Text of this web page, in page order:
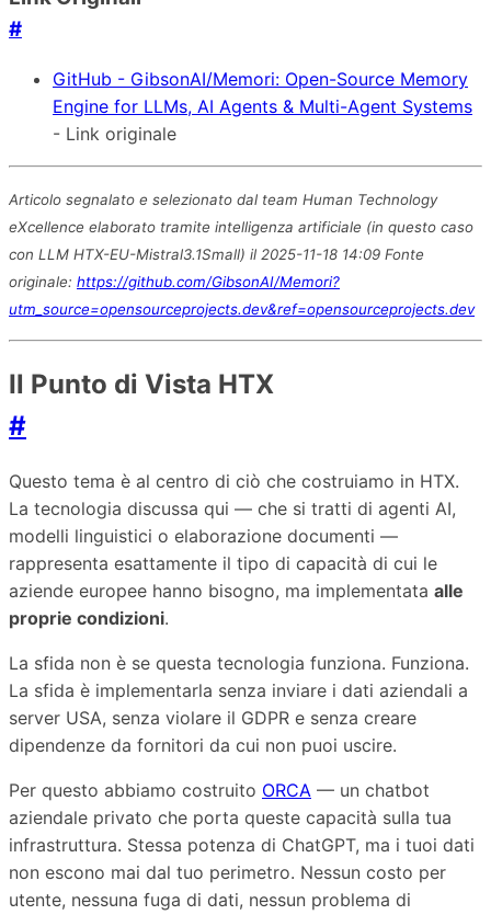
#
GitHub - GibsonAI/Memori: Open-Source Memory
Engine for LLMs, AI Agents & Multi-Agent Systems
- Link originale
Articolo segnalato e selezionato dal team Human Technology
eXcellence elaborato tramite intelligenza artificiale (in questo caso
con LLM HTX-EU-Mistral3.1Small) il 2025-11-18 14:09 Fonte
originale: https://github.com/GibsonAI/Memori?
utm_source=opensourceprojects.dev&ref=opensourceprojects.dev
Il Punto di Vista HTX
#
Questo tema è al centro di ciò che costruiamo in HTX.
La tecnologia discussa qui — che si tratti di agenti AI,
modelli linguistici o elaborazione documenti —
rappresenta esattamente il tipo di capacità di cui le
aziende europee hanno bisogno, ma implementata alle
proprie condizioni.
La sfida non è se questa tecnologia funziona. Funziona.
La sfida è implementarla senza inviare i dati aziendali a
server USA, senza violare il GDPR e senza creare
dipendenze da fornitori da cui non puoi uscire.
Per questo abbiamo costruito ORCA — un chatbot
aziendale privato che porta queste capacità sulla tua
infrastruttura. Stessa potenza di ChatGPT, ma i tuoi dati
non escono mai dal tuo perimetro. Nessun costo per
utente, nessuna fuga di dati, nessun problema di